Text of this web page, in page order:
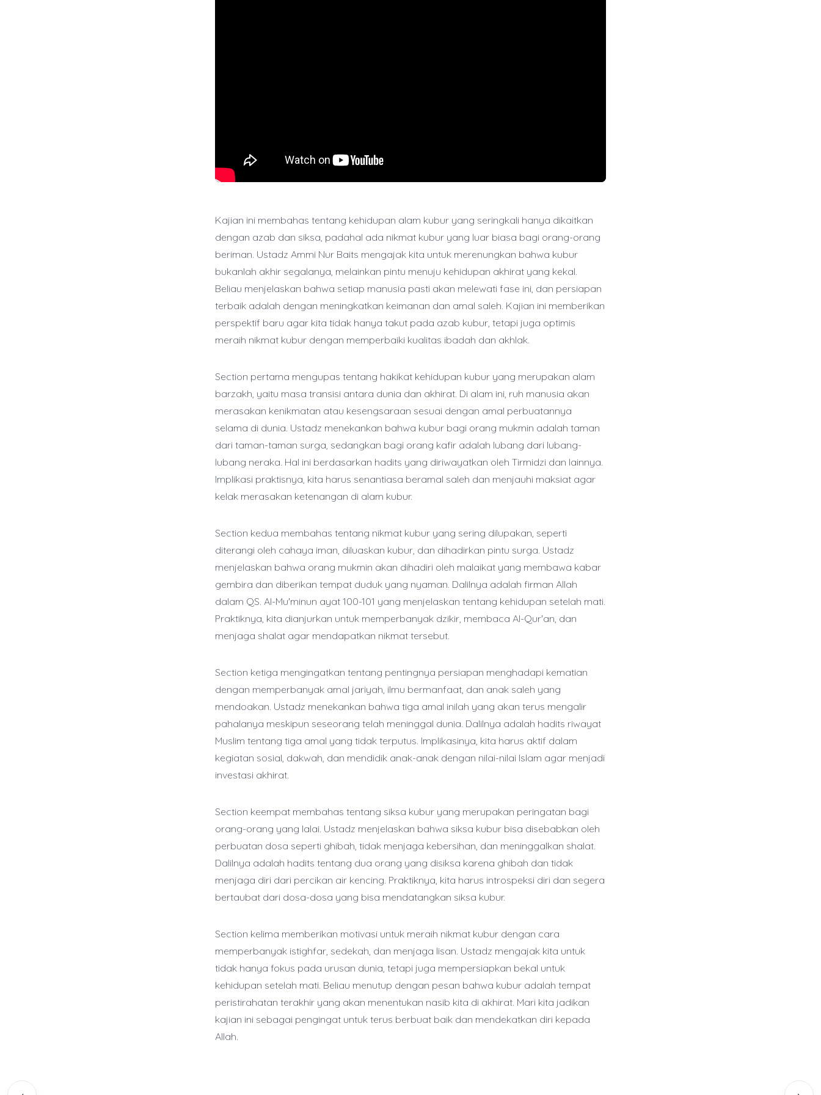
Kajian ini membahas tentang kehidupan alam kubur yang seringkali hanya dikaitkan
dengan azab dan siksa, padahal ada nikmat kubur yang luar biasa bagi orang-orang
beriman. Ustadz Ammi Nur Baits mengajak kita untuk merenungkan bahwa kubur
bukanlah akhir segalanya, melainkan pintu menuju kehidupan akhirat yang kekal.
Beliau menjelaskan bahwa setiap manusia pasti akan melewati fase ini, dan persiapan
terbaik adalah dengan meningkatkan keimanan dan amal saleh. Kajian ini memberikan
perspektif baru agar kita tidak hanya takut pada azab kubur, tetapi juga optimis
meraih nikmat kubur dengan memperbaiki kualitas ibadah dan akhlak.
Section pertama mengupas tentang hakikat kehidupan kubur yang merupakan alam
barzakh, yaitu masa transisi antara dunia dan akhirat. Di alam ini, ruh manusia akan
merasakan kenikmatan atau kesengsaraan sesuai dengan amal perbuatannya
selama di dunia. Ustadz menekankan bahwa kubur bagi orang mukmin adalah taman
dari taman-taman surga, sedangkan bagi orang kafir adalah lubang dari lubang-
lubang neraka. Hal ini berdasarkan hadits yang diriwayatkan oleh Tirmidzi dan lainnya.
Implikasi praktisnya, kita harus senantiasa beramal saleh dan menjauhi maksiat agar
kelak merasakan ketenangan di alam kubur.
Section kedua membahas tentang nikmat kubur yang sering dilupakan, seperti
diterangi oleh cahaya iman, diluaskan kubur, dan dihadirkan pintu surga. Ustadz
menjelaskan bahwa orang mukmin akan dihadiri oleh malaikat yang membawa kabar
gembira dan diberikan tempat duduk yang nyaman. Dalilnya adalah firman Allah
dalam QS. Al-Mu'minun ayat 100-101 yang menjelaskan tentang kehidupan setelah mati.
Praktiknya, kita dianjurkan untuk memperbanyak dzikir, membaca Al-Qur'an, dan
menjaga shalat agar mendapatkan nikmat tersebut.
Section ketiga mengingatkan tentang pentingnya persiapan menghadapi kematian
dengan memperbanyak amal jariyah, ilmu bermanfaat, dan anak saleh yang
mendoakan. Ustadz menekankan bahwa tiga amal inilah yang akan terus mengalir
pahalanya meskipun seseorang telah meninggal dunia. Dalilnya adalah hadits riwayat
Muslim tentang tiga amal yang tidak terputus. Implikasinya, kita harus aktif dalam
kegiatan sosial, dakwah, dan mendidik anak-anak dengan nilai-nilai Islam agar menjadi
investasi akhirat.
Section keempat membahas tentang siksa kubur yang merupakan peringatan bagi
orang-orang yang lalai. Ustadz menjelaskan bahwa siksa kubur bisa disebabkan oleh
perbuatan dosa seperti ghibah, tidak menjaga kebersihan, dan meninggalkan shalat.
Dalilnya adalah hadits tentang dua orang yang disiksa karena ghibah dan tidak
menjaga diri dari percikan air kencing. Praktiknya, kita harus introspeksi diri dan segera
bertaubat dari dosa-dosa yang bisa mendatangkan siksa kubur.
Section kelima memberikan motivasi untuk meraih nikmat kubur dengan cara
memperbanyak istighfar, sedekah, dan menjaga lisan. Ustadz mengajak kita untuk
tidak hanya fokus pada urusan dunia, tetapi juga mempersiapkan bekal untuk
kehidupan setelah mati. Beliau menutup dengan pesan bahwa kubur adalah tempat
peristirahatan terakhir yang akan menentukan nasib kita di akhirat. Mari kita jadikan
kajian ini sebagai pengingat untuk terus berbuat baik dan mendekatkan diri kepada
Allah.